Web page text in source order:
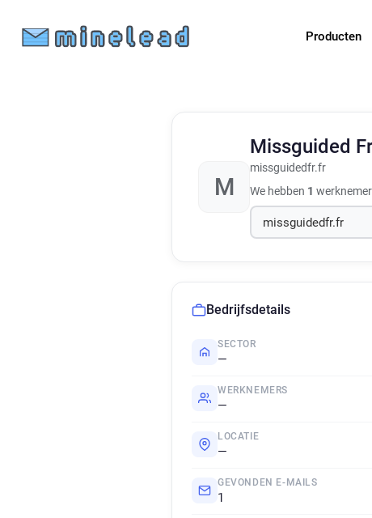
Producten
M
Missguided
missguidedfr.fr
We hebben 1
Bedrijfsdetails
SECTOR
—
WERKNEMERS
—
LOCATIE
—
GEVONDEN E-MAILS
1